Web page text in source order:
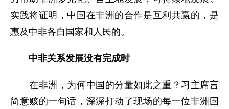
实践将证明，中国在非洲的合作是互利共赢的，是
惠及中非各自国家和人民的。
中非关系发展没有完成时
在非洲，为何中国的分量如此之重？习主席言
简意赅的一句话，深深打动了现场的每一位非洲国